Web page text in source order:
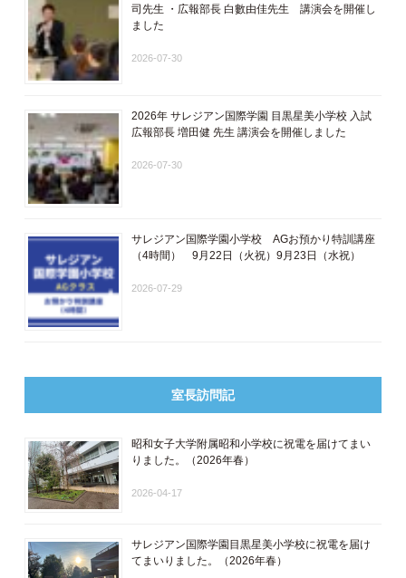
司先生 ・広報部長 白數由佳先生 講演会を開催し
ました
2026-07-30
2026年 サレジアン国際学園 目黒星美小学校 入試
広報部長 増田健 先生 講演会を開催しました
2026-07-30
サレジアン国際学園小学校 AGお預かり特訓講座
（4時間） 9月22日（火祝）9月23日（水祝）
2026-07-29
室長訪問記
昭和女子大学附属昭和小学校に祝電を届けてまい
りました。（2026年春）
2026-04-17
サレジアン国際学園目黒星美小学校に祝電を届け
てまいりました。（2026年春）